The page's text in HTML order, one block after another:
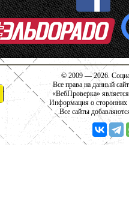
© 2009 — 2026.
Все права на данный
«ВебПроверка»
Информация о сторонних
Все сайты